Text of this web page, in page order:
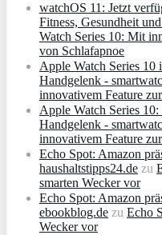
watchOS 11: Jetzt
Fitness, Gesundheit
Watch Series 10: Mit
von Schlafapnoe
Apple Watch Series 10
Handgelenk -
innovativem Feature
Apple Watch Series
Handgelenk -
innovativem Feature
Echo Spot: Amazon
haushaltstipps24.de zu
smarten Wecker vor
Echo Spot: Amazon
ebookblog.de zu Echo
Wecker vor